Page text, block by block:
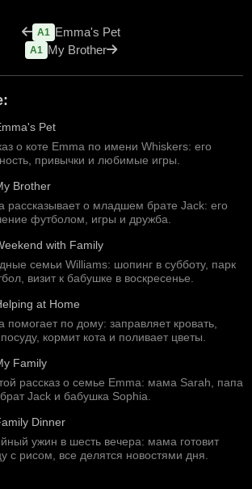
A1 Emma's Pet
A1 My Brother
Pet
о коте Emma по имени Whiskers: его
привычки и любимые игры.
Brother
рассказывает о младшем брате Jack: его
футболом, игры и дружба.
with Family
семьи Williams: шопинг в субботу, парк
визит к бабушке в воскресенье.
at Home
помогает по дому: заправляет кровать,
кормит кота и поливает цветы.
Family
рассказ о семье Emma: мама Sarah, папа
Jack и бабушка Sophia.
Dinner
ужин в шесть вечера: мама готовит
с рисом, все делятся новостями дня.